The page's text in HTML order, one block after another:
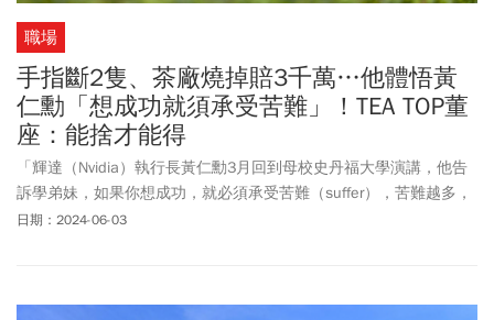
職場
手指斷2隻、茶廠燒掉賠3千萬…他體悟黃
仁勳「想成功就須承受苦難」！TEA TOP董
座：能捨才能得
「輝達（Nvidia）執行長黃仁勳3月回到母校史丹福大學演講，他告
訴學弟妹，如果你想成功，就必須承受苦難（suffer），苦難越多，
你才會更有韌性。」珍鼎記茶飲董事長楊國珍說，他在創業的過程
日期：2024-06-03